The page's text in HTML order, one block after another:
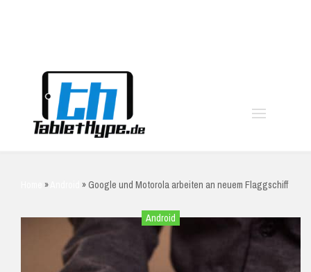
» »Google und Motorola arbeiten an neuem Flaggschiff
Android